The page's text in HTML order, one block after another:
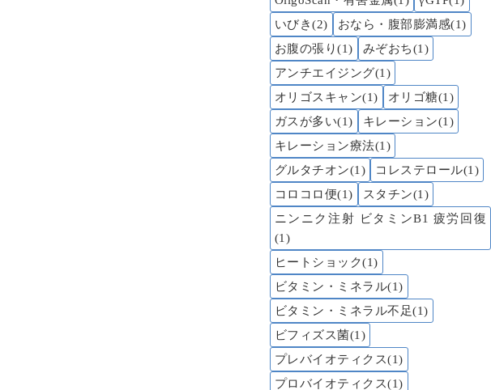
いびき(2)
おなら・腹部膨満感(1)
お腹の張り(1)
みぞおち(1)
アンチエイジング(1)
オリゴスキャン(1)
オリゴ糖(1)
ガスが多い(1)
キレーション(1)
キレーション療法(1)
グルタチオン(1)
コレステロール(1)
コロコロ便(1)
スタチン(1)
ニンニク注射 ビタミンB1 疲労回復
(1)
ヒートショック(1)
ビタミン・ミネラル(1)
ビタミン・ミネラル不足(1)
ビフィズス菌(1)
プレバイオティクス(1)
プロバイオティクス(1)